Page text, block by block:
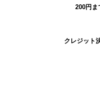
200円ま
クレジット